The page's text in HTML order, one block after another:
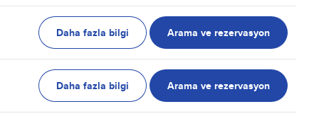
Daha fazla bilgi Arama ve rezervasyon
Daha fazla bilgi Arama ve rezervasyon